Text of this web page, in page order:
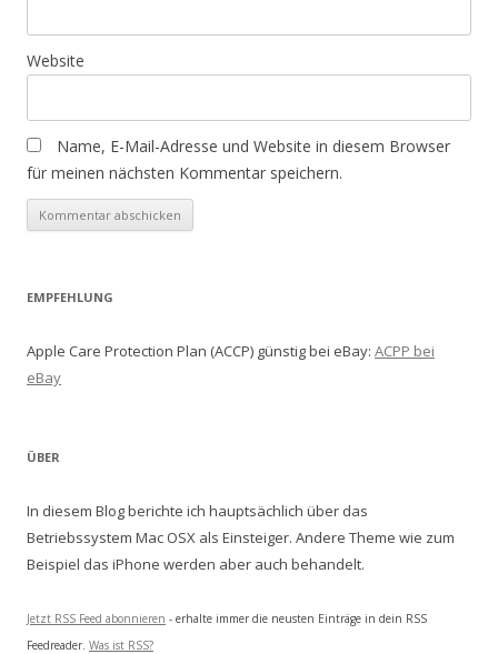
Website
Name, E-Mail-Adresse und Website in diesem Browser
für meinen nächsten Kommentar speichern.
EMPFEHLUNG
Apple Care Protection Plan (ACCP) günstig bei eBay: ACPP bei
eBay
ÜBER
In diesem Blog berichte ich hauptsächlich über das
Betriebssystem Mac OSX als Einsteiger. Andere Theme wie zum
Beispiel das iPhone werden aber auch behandelt.
Jetzt RSS Feed abonnieren - erhalte immer die neusten Einträge in dein RSS
Feedreader. Was ist RSS?